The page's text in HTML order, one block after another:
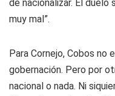
de nacionalizar. El duelo
muy mal”.
Para Cornejo, Cobos no
gobernación. Pero por
nacional o nada. Ni